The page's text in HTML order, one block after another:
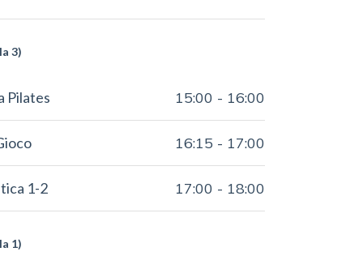
3)
Pilates 15:00 - 16:00
16:15 - 17:00
1-2 17:00 - 18:00
1)